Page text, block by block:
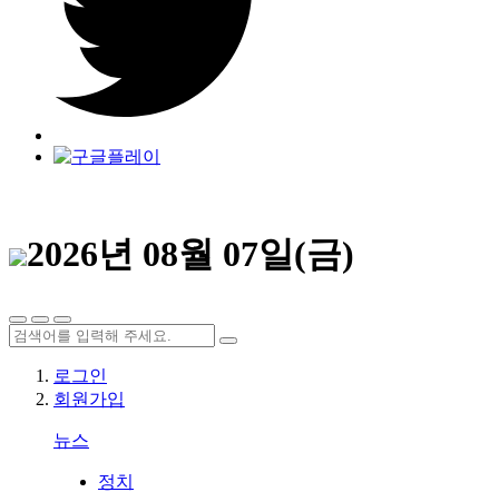
2026년 08월 07일(금)
로그인
회원가입
뉴스
정치